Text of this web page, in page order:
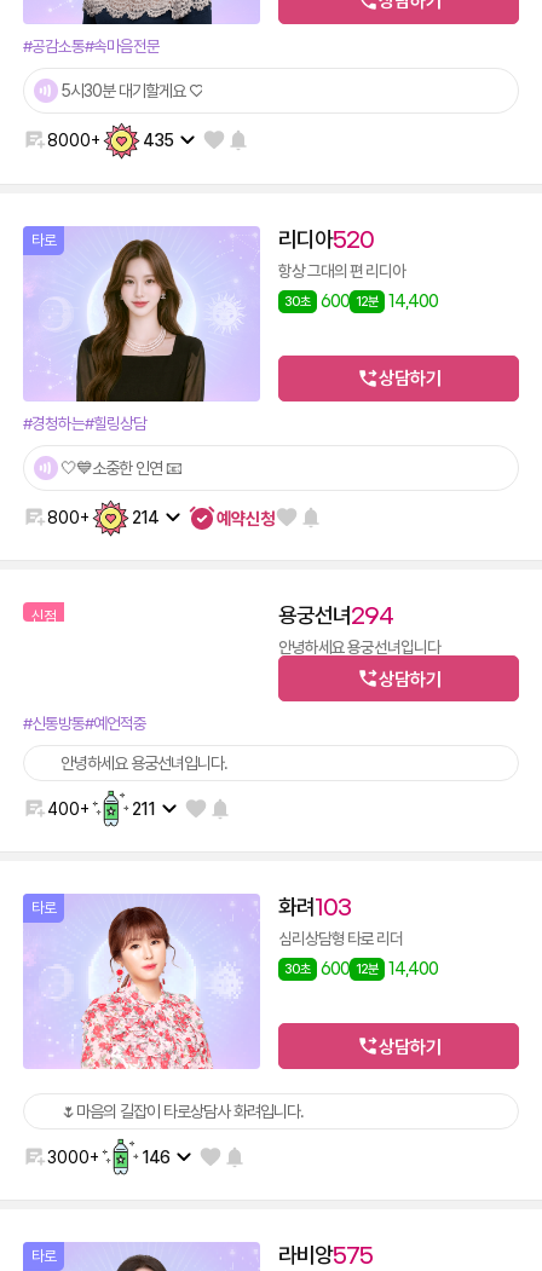
#공감소통#속마음전문
5시30분 대기할게요 ♡
8000+ 435
타로 리디아520
항상 그대의 편 리디아
30초 600 12분 14,400
상담하기
#경청하는#힐링상담
🤍💙소중한 인연 📧
800+ 214 예약신청
신점 용궁선녀294
안녕하세요 용궁선녀입니다
12분 14,400
상담하기
#신통방통#예언적중
안녕하세요 용궁선녀입니다.
400+ 211
타로 화려103
심리상담형 타로 리더
30초 600 12분 14,400
상담하기
🌷마음의 길잡이 타로상담사 화려입니다.
3000+ 146
타로 라비앙575